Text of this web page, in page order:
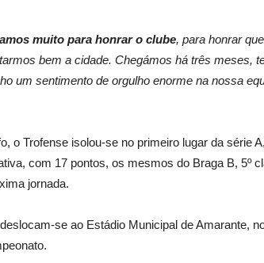
muito para honrar o clube, para honrar
bem a cidade. Chegámos há três meses,
um sentimento de orgulho enorme na nossa
o Trofense isolou-se no primeiro lugar da série
com 17 pontos, os mesmos do Braga B, 5º
jornada.
se ao Estádio Municipal de Amarante,